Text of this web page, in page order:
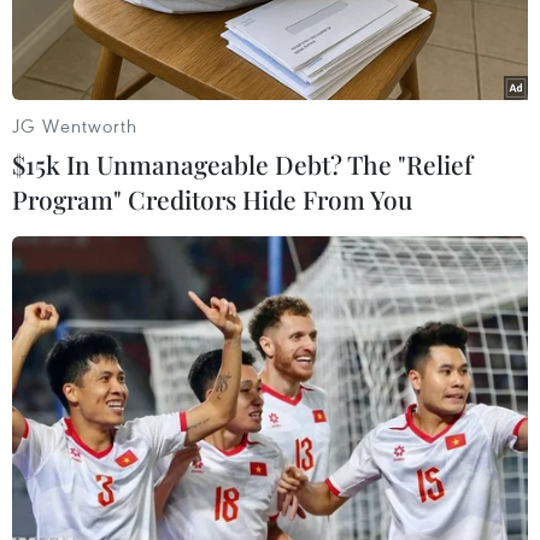
2016, đứng đầu.
Phái đoàn của Chính phủ Colombia. (Nguồn: Elespectador)
Chính phủ Colombia ngày 24/6 đã bắt đầu vòng
đàm phán mới tại Caracas (Venezuela) với
nhóm Segunda Marquetalia, tách ra từ Lực
lượng vũ trang cách mạng Colombia (FARC).
Đây là cuộc đàm phán thứ 3 được tiến hành
JG Wentworth
$15k In Unmanageable Debt? The "Relief
Program" Creditors Hide From You